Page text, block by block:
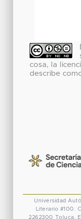
cosa, la
describe
Universidad
Literario #100.
2262300
Toluca,